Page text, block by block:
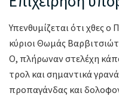
Υπενθυμίζεται ότι χθες ο
κύριοι Θωμάς
O, πλήρωναν στελέχη
τρολ και σημαντικά
προπαγάνδας και